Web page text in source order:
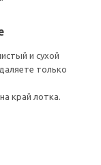
и сухой
только
край лотка.